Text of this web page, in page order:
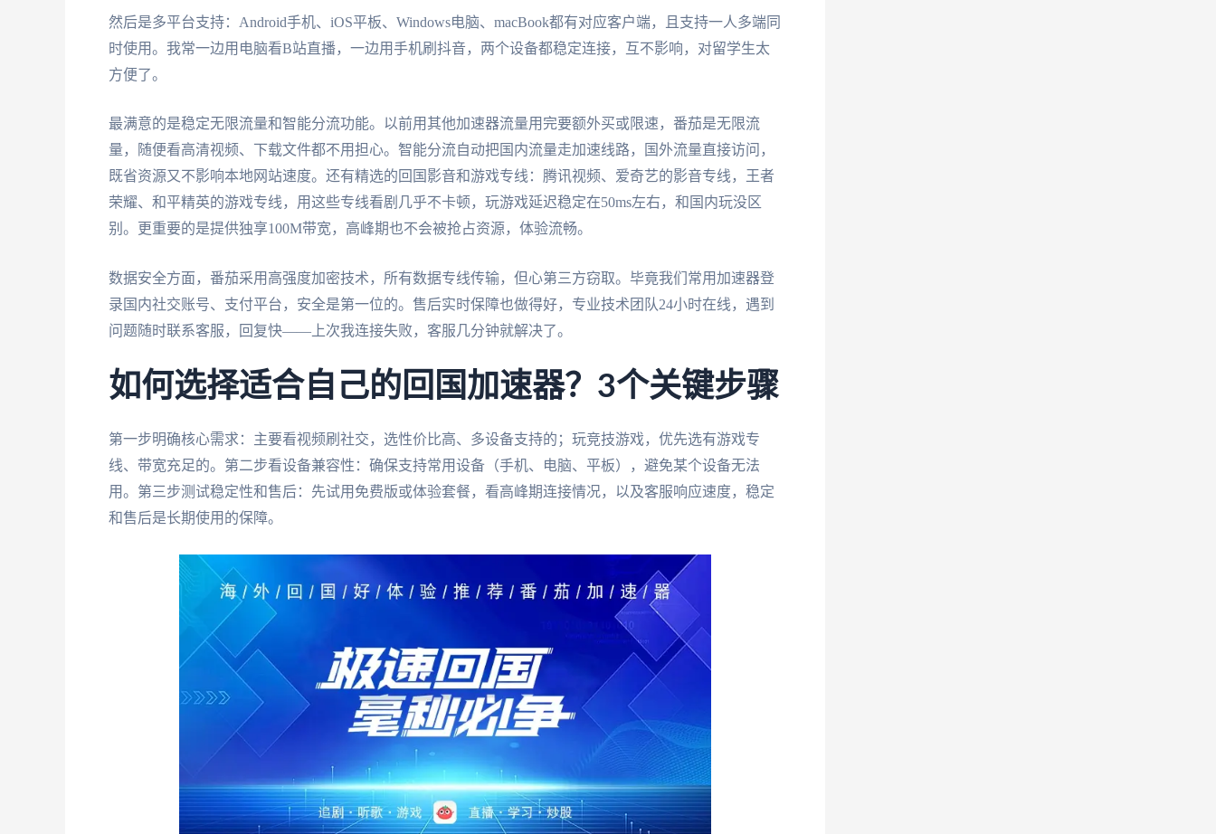
然后是多平台支持：Android手机、iOS平板、Windows电脑、macBook都有对应客户端，且支持一人多端同
时使用。我常一边用电脑看B站直播，一边用手机刷抖音，两个设备都稳定连接，互不影响，对留学生太
方便了。
最满意的是稳定无限流量和智能分流功能。以前用其他加速器流量用完要额外买或限速，番茄是无限流
量，随便看高清视频、下载文件都不用担心。智能分流自动把国内流量走加速线路，国外流量直接访问，
既省资源又不影响本地网站速度。还有精选的回国影音和游戏专线：腾讯视频、爱奇艺的影音专线，王者
荣耀、和平精英的游戏专线，用这些专线看剧几乎不卡顿，玩游戏延迟稳定在50ms左右，和国内玩没区
别。更重要的是提供独享100M带宽，高峰期也不会被抢占资源，体验流畅。
数据安全方面，番茄采用高强度加密技术，所有数据专线传输，但心第三方窃取。毕竟我们常用加速器登
录国内社交账号、支付平台，安全是第一位的。售后实时保障也做得好，专业技术团队24小时在线，遇到
问题随时联系客服，回复快——上次我连接失败，客服几分钟就解决了。
如何选择适合自己的回国加速器？3个关键步骤
第一步明确核心需求：主要看视频刷社交，选性价比高、多设备支持的；玩竞技游戏，优先选有游戏专
线、带宽充足的。第二步看设备兼容性：确保支持常用设备（手机、电脑、平板），避免某个设备无法
用。第三步测试稳定性和售后：先试用免费版或体验套餐，看高峰期连接情况，以及客服响应速度，稳定
和售后是长期使用的保障。